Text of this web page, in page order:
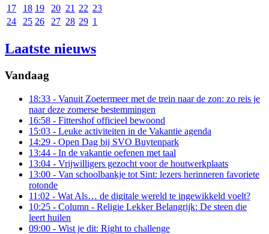
17
18 19 20 21 22 23
24
25 26 27 28 29 1
Laatste nieuws
Vandaag
18:33 - Vanuit Zoetermeer met de trein naar de zon: zo reis je
naar deze zomerse bestemmingen
16:58 - Fittershof officieel bewoond
15:03 - Leuke activiteiten in de Vakantie agenda
14:29 - Open Dag bij SVO Buytenpark
13:44 - In de vakantie oefenen met taal
13:04 - Vrijwilligers gezocht voor de houtwerkplaats
13:00 - Van schoolbankje tot Sint: lezers herinneren favoriete
rotonde
11:02 - Wat Als… de digitale wereld te ingewikkeld voelt?
10:25 - Column - Religie Lekker Belangrijk: De steen die
leert huilen
09:00 - Wist je dit: Right to challenge